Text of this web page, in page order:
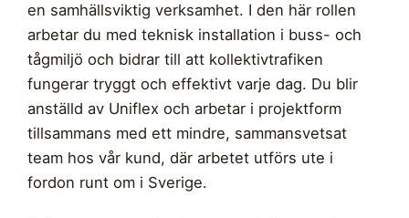
en samhällsviktig verksamhet. I den här rollen
arbetar du med teknisk installation i buss- och
tågmiljö och bidrar till att kollektivtrafiken
fungerar tryggt och effektivt varje dag. Du blir
anställd av Uniflex och arbetar i projektform
tillsammans med ett mindre, sammansvetsat
team hos vår kund, där arbetet utförs ute i
fordon runt om i Sverige.